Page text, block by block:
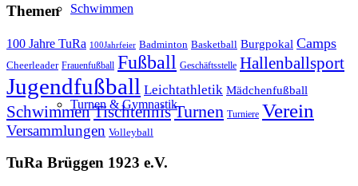
Schwimmen
Turnen & Gymnastik
Themen
100 Jahre TuRa 100Jahrfeier Badminton Basketball Burgpokal Camps
Cheerleader Frauenfußball Fußball Geschäftsstelle Hallenballsport
Jugendfußball Leichtathletik Mädchenfußball
SchwimmenTischtennisTurnen Turniere Verein
Versammlungen Volleyball
TuRa Brüggen 1923 e.V.